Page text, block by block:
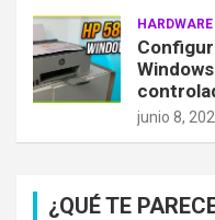
HARDWARE
junio 8,
¿QUÉ TE